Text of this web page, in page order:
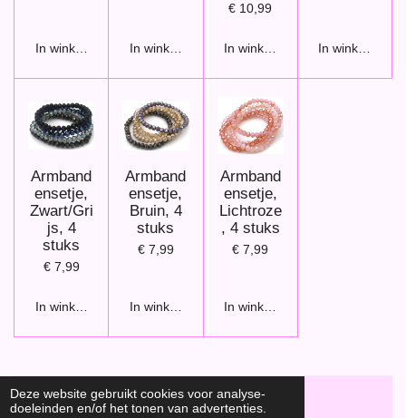
Deze website gebruikt cookies voor analyse-
doeleinden en/of het tonen van advertenties.
In winkelwagen In winkelwagen
€ 10,99
In winkelwagen In winkelwagen
Armband
ensetje,
Zwart/Gri
js, 4
stuks
€ 7,99
In winkelwagen
Armband
ensetje,
Bruin, 4
stuks
€ 7,99
In winkelwagen
Armband
ensetje,
Lichtroze
, 4 stuks
€ 7,99
In winkelwagen